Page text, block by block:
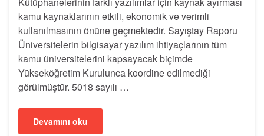
kamu kaynaklarının etkili, ekonomik ve verimli
kullanılmasının önüne geçmektedir. Sayıştay Raporu
Üniversitelerin bilgisayar yazılım ihtiyaçlarının tüm
kamu üniversitelerini kapsayacak biçimde
Yükseköğretim Kurulunca koordine edilmediği
görülmüştür. 5018 sayılı …
Devamını oku